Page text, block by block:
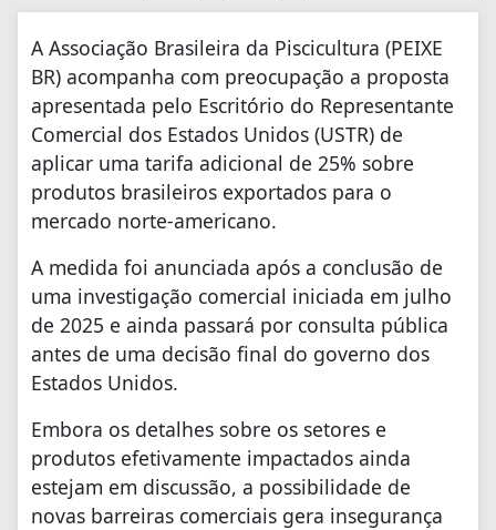
A Associação Brasileira da Piscicultura (PEIXE
BR) acompanha com preocupação a proposta
apresentada pelo Escritório do Representante
Comercial dos Estados Unidos (USTR) de
aplicar uma tarifa adicional de 25% sobre
produtos brasileiros exportados para o
mercado norte-americano.
A medida foi anunciada após a conclusão de
uma investigação comercial iniciada em julho
de 2025 e ainda passará por consulta pública
antes de uma decisão final do governo dos
Estados Unidos.
Embora os detalhes sobre os setores e
produtos efetivamente impactados ainda
estejam em discussão, a possibilidade de
novas barreiras comerciais gera insegurança